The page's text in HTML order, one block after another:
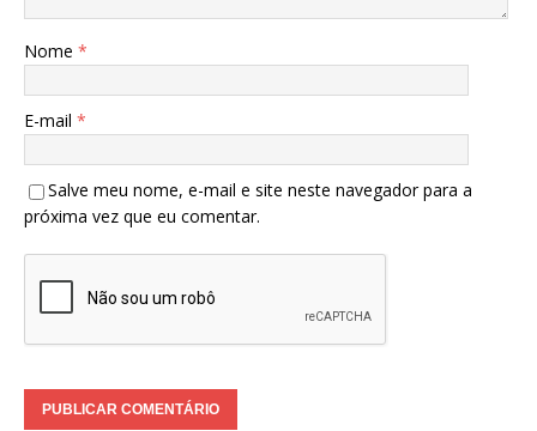
Nome *
E-mail *
Salve meu nome, e-mail e site neste navegador para a
próxima vez que eu comentar.